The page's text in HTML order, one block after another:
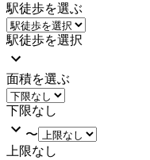
駅徒歩を選ぶ
駅徒歩を選択
面積を選ぶ
下限なし
〜
上限なし